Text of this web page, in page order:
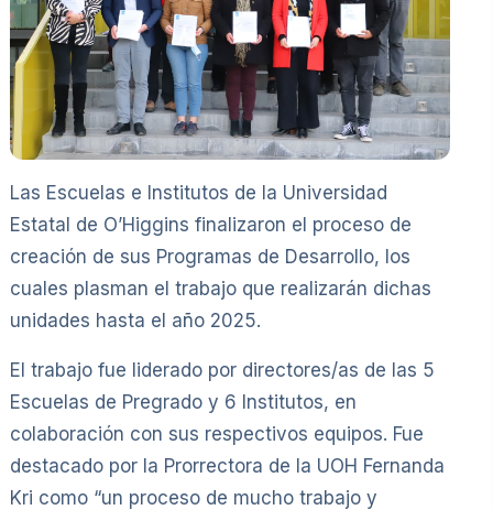
Las Escuelas e Institutos de la Universidad
Estatal de O’Higgins finalizaron el proceso de
creación de sus Programas de Desarrollo, los
cuales plasman el trabajo que realizarán dichas
unidades hasta el año 2025.
El trabajo fue liderado por directores/as de las 5
Escuelas de Pregrado y 6 Institutos, en
colaboración con sus respectivos equipos. Fue
destacado por la Prorrectora de la UOH Fernanda
Kri como “un proceso de mucho trabajo y